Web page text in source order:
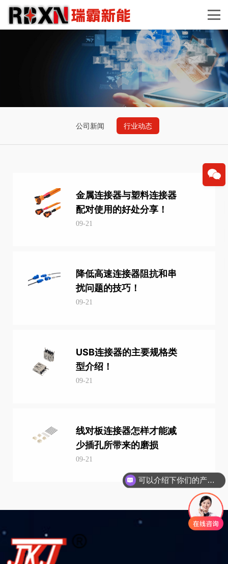
公司新闻 行业动态
金属连接器与塑料连接器
配对使用的好处分享！
09-21
降低高速连接器阻抗和串
扰问题的技巧！
09-21
USB连接器的主要规格类
型介绍！
09-21
线对板连接器怎样才能减
少插孔所带来的磨损
09-21
可以介绍下你们的产品么